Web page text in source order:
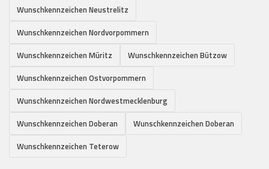
Wunschkennzeichen Neustrelitz
Wunschkennzeichen Nordvorpommern
Wunschkennzeichen Müritz
Wunschkennzeichen Bützow
Wunschkennzeichen Ostvorpommern
Wunschkennzeichen Nordwestmecklenburg
Wunschkennzeichen Doberan
Wunschkennzeichen Doberan
Wunschkennzeichen Teterow